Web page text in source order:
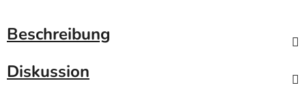
Beschreibung
Diskussion